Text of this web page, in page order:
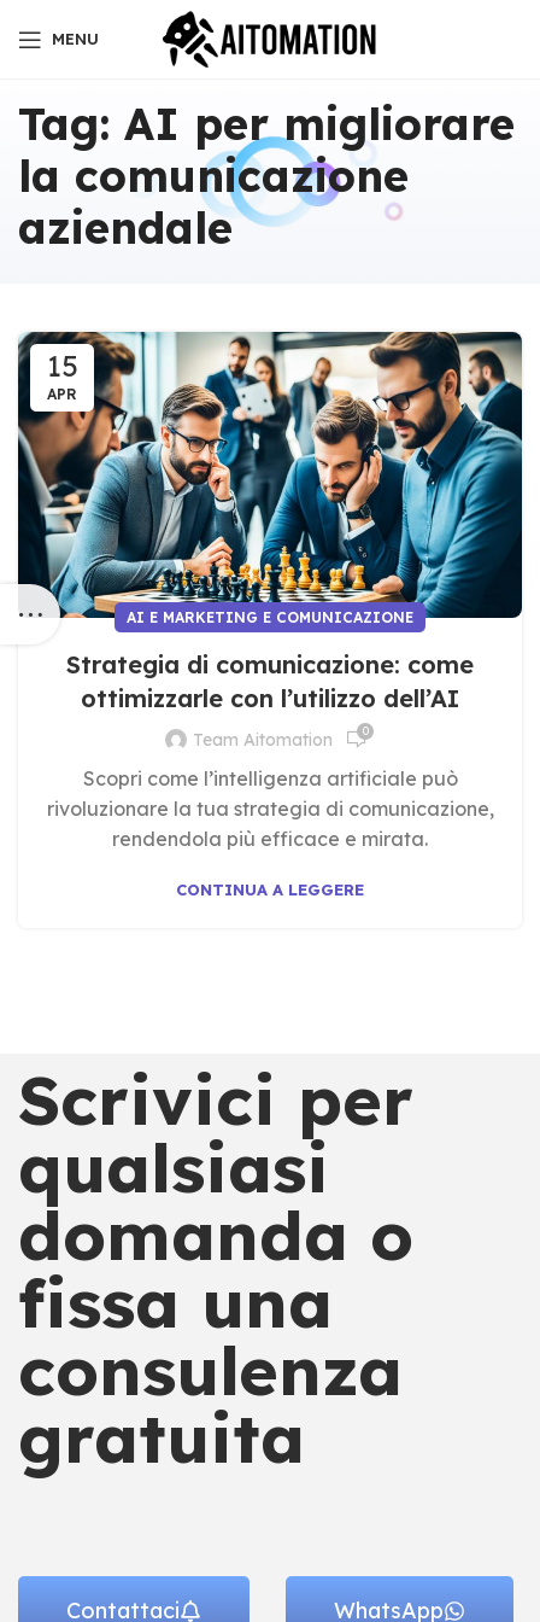
MENU
Tag: AI per migliorare
la comunicazione
aziendale
15
APR
AI E MARKETING E COMUNICAZIONE
Strategia di comunicazione: come
ottimizzarle con l’utilizzo dell’AI
Team Aitomation 0
Scopri come l’intelligenza artificiale può
rivoluzionare la tua strategia di comunicazione,
rendendola più efficace e mirata.
CONTINUA A LEGGERE
Scrivici per
qualsiasi
domanda o
fissa una
consulenza
gratuita
Contattaci WhatsApp